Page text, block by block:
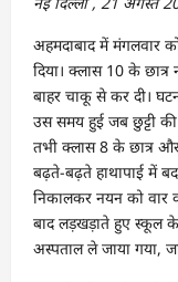
अहमदाबाद में मंगलवार
दिया। क्लास 10 के
बाहर चाकू से कर दी।
उस समय हुई जब छुट्टी
तभी क्लास 8 के छात्र
बढ़ते-बढ़ते हाथापाई में
निकालकर नयन को वार
बाद लड़खड़ाते हुए स्कूल
अस्पताल ले जाया गया,